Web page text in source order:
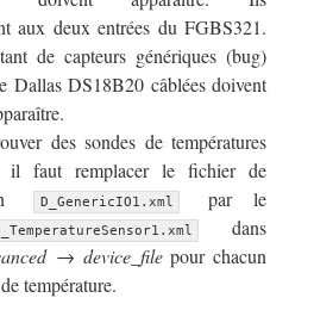
aux deux entrées du FGBS321.
de capteurs génériques (bug)
Dallas DS18B20 câblées doivent
des sondes de températures
il faut remplacer le fichier de
D_GenericIO1.xml
par le
dans
→ device_filepour chacun
température.